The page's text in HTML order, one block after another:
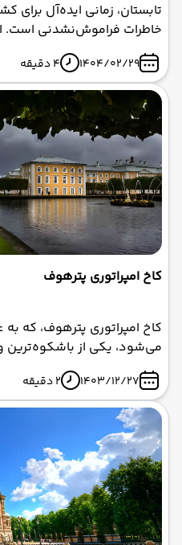
تابستان، زمانی ایده‌آل
خاطرات فراموش‌نشدنی است.
مقصد جذاب مانند ترکیه و
تصمیم‌گیری می‌تواند دشوار
بازارهای پرجنب‌وجوش، و
گردشگران را تسخیر کرده
باشکوه، موزه‌های بی‌نظیر، و
متفاوت و عمیق ارائه می‌دهد.
1404/02/29 4 دقیقه
کاخ امپراتوری پترهوف
کاخ امپراتوری پترهوف، که
می‌شود، یکی از
سلطنتی در جهان است. این
قرار دارد، نمادی از قدرت،
دوران پتر کبیر محسوب
دارید، تور روسیه با ابرآسا
بازدید از این شاهکار تاریخی
1403/12/27 2 دقیقه